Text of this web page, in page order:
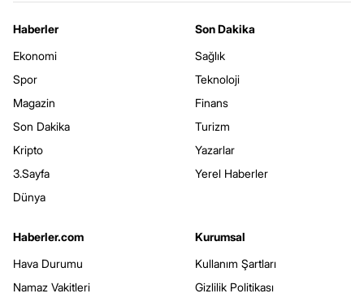
Haberler
Ekonomi
Spor
Magazin
Son Dakika
Kripto
3.Sayfa
Dünya
Son Dakika
Sağlık
Teknoloji
Finans
Turizm
Yazarlar
Yerel Haberler
Haberler.com
Hava Durumu
Namaz Vakitleri
Kurumsal
Kullanım Şartları
Gizlilik Politikası